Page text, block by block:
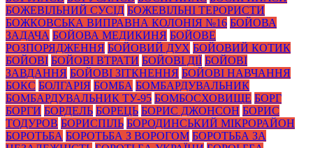
БОЖЕВІЛЬНИЙ СУСІД БОЖЕВІЛЬНІ ТЕРОРИСТИ
БОЖКОВСЬКА ВИПРАВНА КОЛОНІЯ №16 БОЙОВА
ЗАДАЧА БОЙОВА МЕДИКИНЯ БОЙОВЕ
РОЗПОРЯДЖЕННЯ БОЙОВИЙ ДУХ БОЙОВИЙ КОТИК
БОЙОВІ БОЙОВІ ВТРАТИ БОЙОВІ ДІЇ БОЙОВІ
ЗАВДАННЯ БОЙОВІ ЗІТКНЕННЯ БОЙОВІ НАВЧАННЯ
БОКС БОЛГАРІЯ БОМБА БОМБАРДУВАЛЬНИК
БОМБАРДУВАЛЬНИК ТУ-95 БОМБОСХОВИЩЕ БОРГ
БОРГИ БОРДЕЛЬ БОРЕЦЬ БОРИС ДЖОНСОН БОРИС
ТОДУРОВ БОРИСПІЛЬ БОРОДИНСЬКИЙ МІКРОРАЙОН
БОРОТЬБА БОРОТЬБА З ВОРОГОМ БОРОТЬБА ЗА